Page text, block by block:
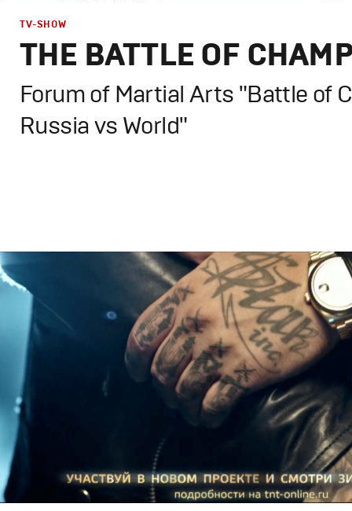
THE BATTLE OF
Forum of Martial Arts "Battle of
Russia vs World"
Design
Графический дизайн Сет дизайн ,Моушн-дизайн,
TV-SHOW